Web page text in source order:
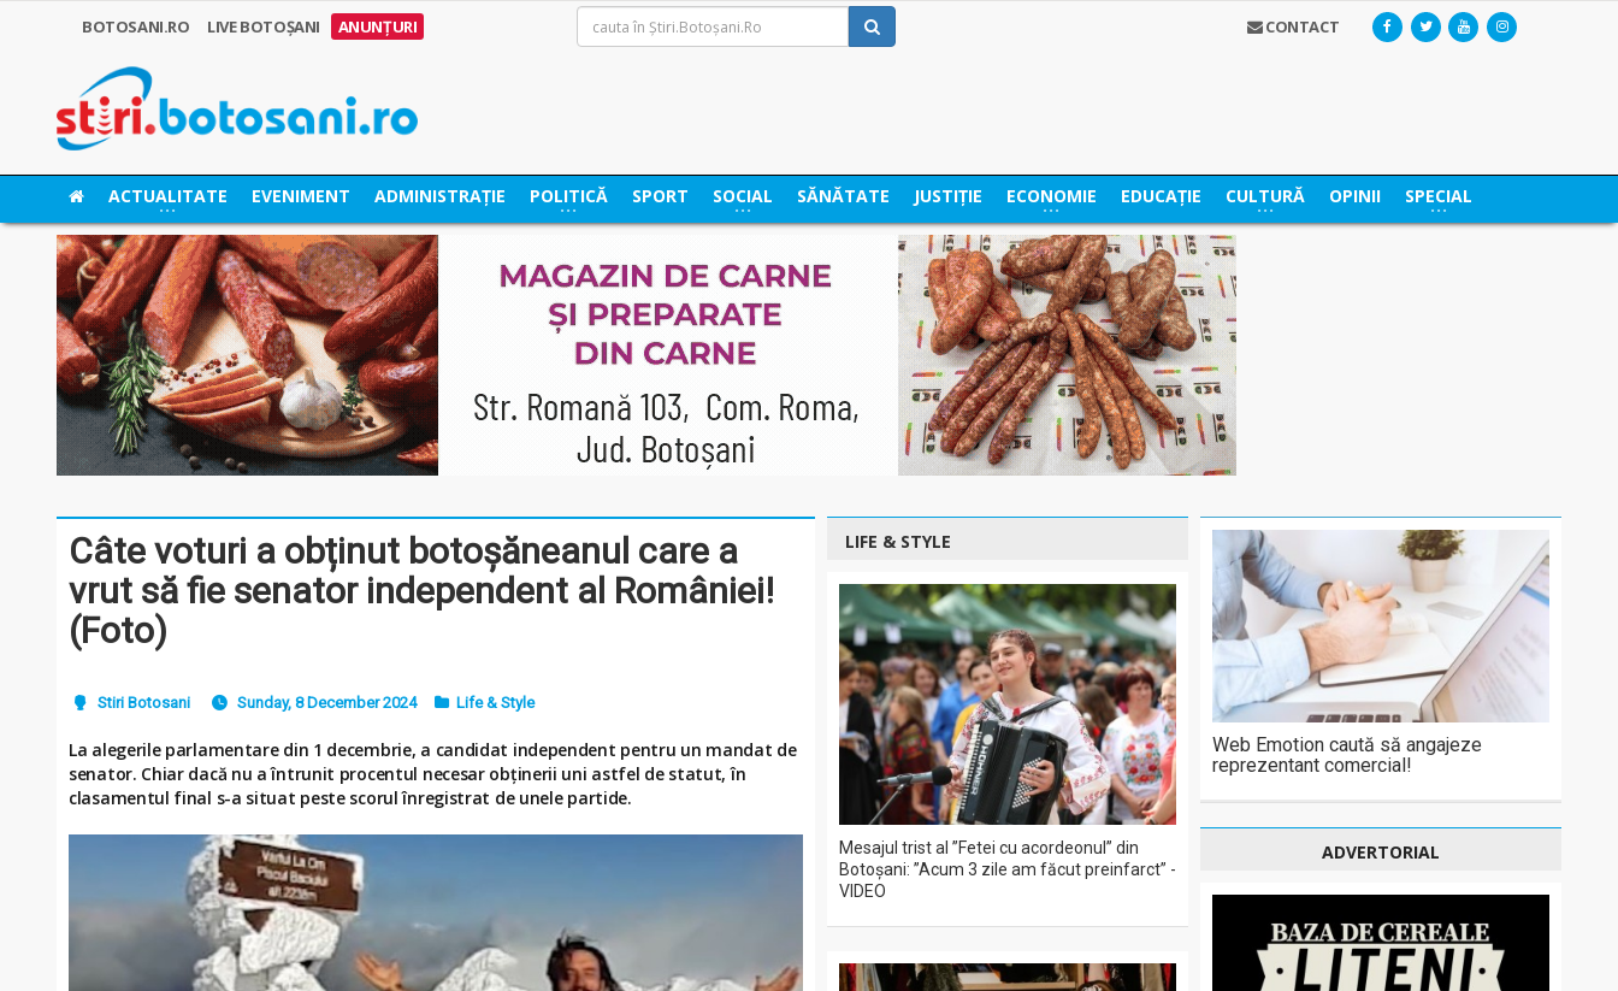
BOTOSANI.RO LIVE BOTOȘANI ANUNȚURI CONTACT
ACTUALITATE EVENIMENT ADMINISTRAȚIE POLITICĂ SPORT SOCIAL SĂNĂTATE JUSTIȚIE ECONOMIE EDUCAȚIE CULTURĂ OPINII SPECIAL
Câte voturi a obținut botoșăneanul care a
vrut să fie senator independent al României!
(Foto)
Stiri Botosani Sunday, 8 December 2024 Life & Style
La alegerile parlamentare din 1 decembrie, a candidat independent pentru un mandat de
senator. Chiar dacă nu a întrunit procentul necesar obținerii uni astfel de statut, în
clasamentul final s-a situat peste scorul înregistrat de unele partide.
LIFE & STYLE
Mesajul trist al ”Fetei cu acordeonul” din
Botoșani: ”Acum 3 zile am făcut preinfarct” -
VIDEO
Web Emotion caută să angajeze
reprezentant comercial!
ADVERTORIAL